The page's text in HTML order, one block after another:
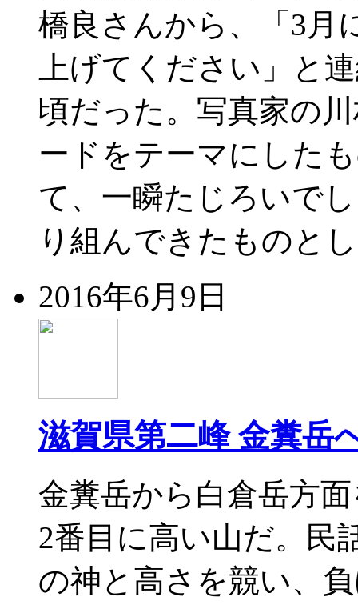
橋良さんから、「3月
上げてください」と
頃だった。写真家の
ードをテーマにした
て、一瞬たじろいで
り組んできたものと
2016年6月9日
滋賀県第二峰 金糞岳
金糞岳から白倉岳方
2番目に高い山だ。民
の神と高さを競い、